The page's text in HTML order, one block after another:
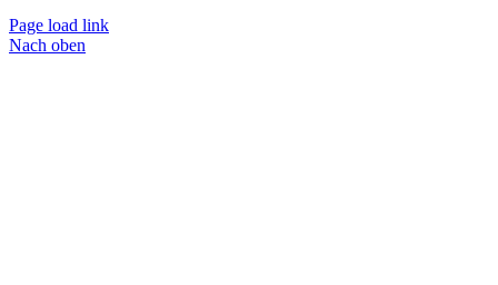
Page load link
Nach oben